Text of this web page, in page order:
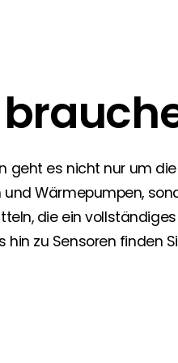
und
Neuigkeiten von Segen.
Branche? Dann sind
Partner und
passenden PV-
geht es nicht nur um
Wärmepumpen,
die ein
zu Sensoren finden